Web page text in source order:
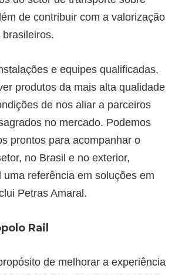
de contribuir com a valorização
e equipes qualificadas,
produtos da mais alta qualidade
de nos aliar a parceiros
no mercado. Podemos
prontos para acompanhar o
no Brasil e no exterior,
uma referência em soluções em
Petras Amaral.
Rail
de melhorar a experiência